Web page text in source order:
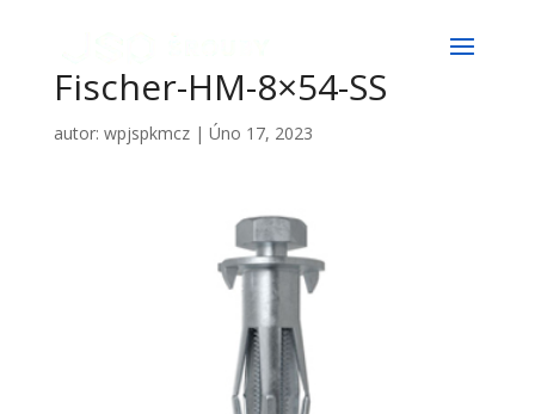
Fischer-HM-8×54-SS
autor: wpjspkmcz| Úno 17, 2023